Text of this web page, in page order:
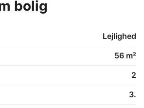
indenfor: Dejligt køkken og
i lyse farver. Stor flot stue,
(vaskemaskine,
i fælles kælder). Mulighed for
lejlighed.
bolig
Lejlighed
56 m²
2
3.